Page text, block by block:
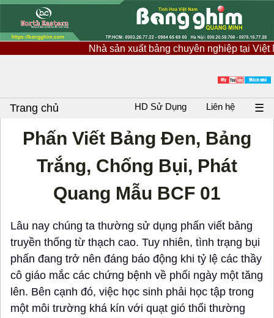
Nhà sản xuất bảng chuyên nghiệp tại Việt
☰
Liên hệ
HD Sử Dụng
Trang chủ
Phấn Viết Bảng Đen, Bảng
Trắng, Chống Bụi, Phát
Quang Mẫu BCF 01
Lâu nay chúng ta thường sử dụng phấn viết bảng
truyền thống từ thạch cao. Tuy nhiên, tình trạng bụi
phấn đang trở nên đáng báo động khi tỷ lệ các thầy
cô giáo mắc các chứng bệnh về phổi ngày một tăng
lên. Bên cạnh đó, việc học sinh phải học tập trong
một môi trường khá kín với quạt gió thổi thường